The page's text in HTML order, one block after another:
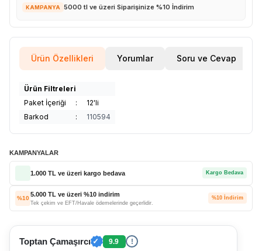
KAMPANYA 5000 tl ve üzeri Siparişinize %10 İndirim
Ürün Özellikleri Yorumlar Soru ve Cevap
Ürün Filtreleri
Paket İçeriği
:
12'li
Barkod
: 110594
KAMPANYALAR
1.000 TL ve üzeri kargo bedava Kargo Bedava
%10
5.000 TL ve üzeri %10 indirim
Tek çekim ve EFT/Havale ödemelerinde geçerlidir.
%10 İndirim
Toptan Çamaşırcı ✓ 9.9 !